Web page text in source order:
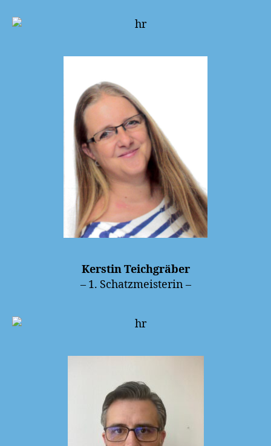
Kerstin Teichgräber
– 1. Schatzmeisterin –